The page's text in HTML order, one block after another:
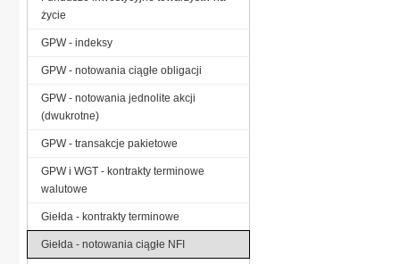
życie
GPW - indeksy
GPW - notowania ciągłe obligacji
GPW - notowania jednolite akcji
(dwukrotne)
GPW - transakcje pakietowe
GPW i WGT - kontrakty terminowe
walutowe
Giełda - kontrakty terminowe
Giełda - notowania ciągłe NFI